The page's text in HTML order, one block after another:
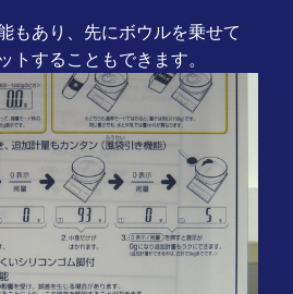
もあり、先にボウルを乗せて
トすることもできます。